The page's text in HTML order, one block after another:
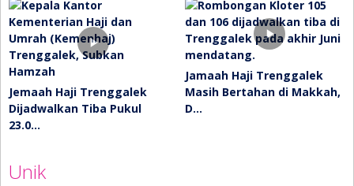
Jemaah Haji Trenggalek
Dijadwalkan Tiba Pukul
23.0…
Jamaah Haji Trenggalek
Masih Bertahan di Makkah,
D…
Unik